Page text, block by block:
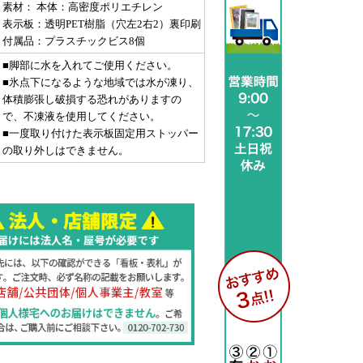
素材： 本体：高密度ポリエチレン
表示板：透明PET樹脂（穴左2右2）裏印刷
付属品：プラスチックビス8個
■脚部に水を入れてご使用ください。
■氷点下になるような地域では水が凍り、
体積膨張し破損する恐れがありますの
で、不凍液を使用してください。
■一度取り付けた表示板固定用ストッパー
の取り外しはできません。